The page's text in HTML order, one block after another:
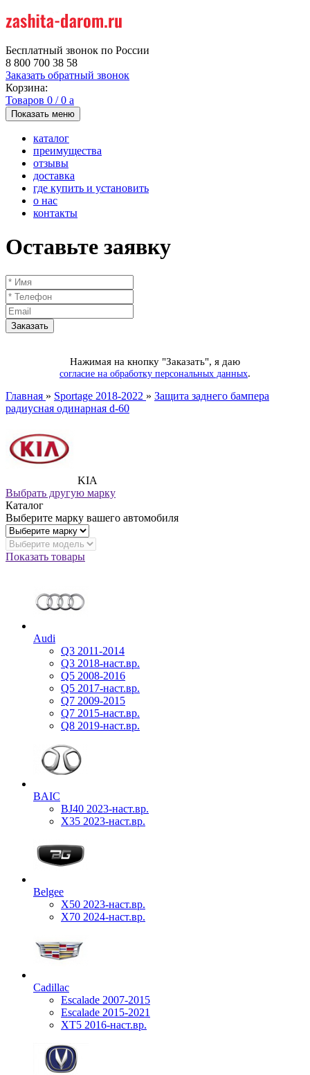
Бесплатный звонок по России
8 800 700 38 58
Заказать обратный звонок
Корзина:
Товаров 0 /0 a
Показать меню
каталог
преимущества
отзывы
доставка
где купить и установить
о нас
контакты
Оставьте заявку
Нажимая на кнопку "Заказать", я даю
согласие на обработку персональных данных.
Главная » Sportage 2018-2022 » Защита заднего бампера
радиусная одинарная d-60
KIA
Выбрать другую марку
Каталог
Выберите марку вашего автомобиля
Показать товары
Audi
Q3 2011-2014
Q3 2018-наст.вр.
Q5 2008-2016
Q5 2017-наст.вр.
Q7 2009-2015
Q7 2015-наст.вр.
Q8 2019-наст.вр.
BAIC
BJ40 2023-наст.вр.
X35 2023-наст.вр.
Belgee
X50 2023-наст.вр.
X70 2024-наст.вр.
Cadillac
Escalade 2007-2015
Escalade 2015-2021
XT5 2016-наст.вр.